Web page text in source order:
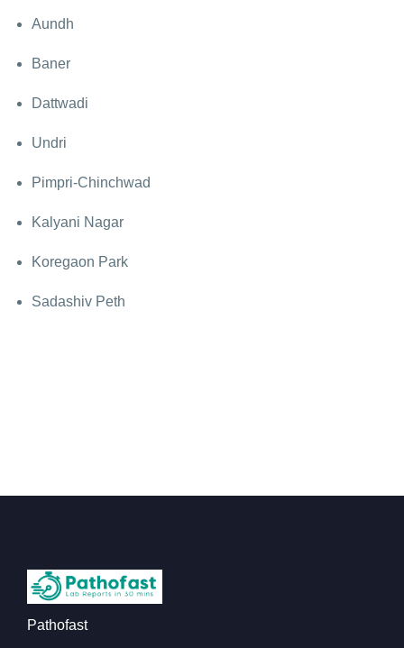
Aundh
Baner
Dattwadi
Undri
Pimpri-Chinchwad
Kalyani Nagar
Koregaon Park
Sadashiv Peth
Pathofast